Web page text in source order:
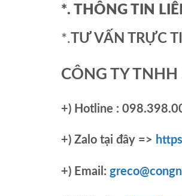
*. THÔNG TIN
*.TƯ VẤN TRỰC
CÔNG TY TNHH
+) Hotline :
+) Zalo tại đây =>
+) Email: